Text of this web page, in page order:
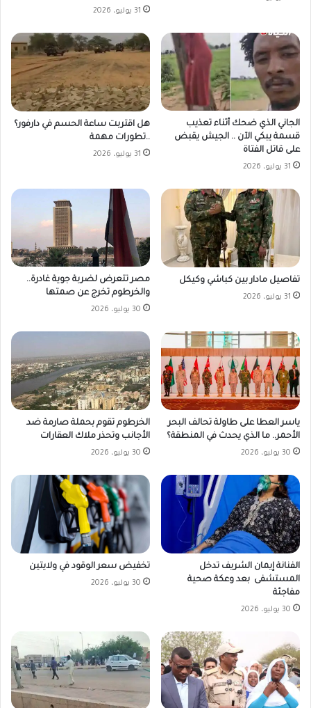
31 يوليو، 2026
الجاني الذي ضحك أثناء تعذيب
قسمة يبكي الآن .. الجيش يقبض
على قاتل الفتاة
31 يوليو، 2026
هل اقتربت ساعة الحسم في دارفور؟
..تطورات مهمة
31 يوليو، 2026
تفاصيل مادار بين كباشي وكيكل
31 يوليو، 2026
مصر تتعرض لضربة جوية غادرة..
والخرطوم تخرج عن صمتها
30 يوليو، 2026
ياسر العطا على طاولة تحالف البحر
الأحمر.. ما الذي يحدث في المنطقة؟
30 يوليو، 2026
الخرطوم تقوم بحملة صارمة ضد
الأجانب وتحذر ملاك العقارات
30 يوليو، 2026
الفنانة إيمان الشريف تدخل
المستشفى بعد وعكة صحية
مفاجئة
30 يوليو، 2026
تخفيض سعر الوقود في ولايتين
30 يوليو، 2026